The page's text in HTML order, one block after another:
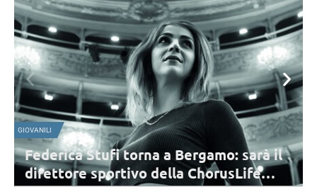
GIOVANILI
Federica Stufi torna a Bergamo: sarà il
direttore sportivo della ChorusLife